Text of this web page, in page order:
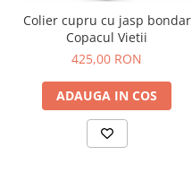
Colier cupru cu jasp bondar
Copacul Vietii
425,00 RON
ADAUGA IN COS